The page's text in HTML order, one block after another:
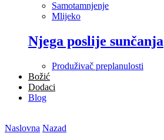
Samotamnjenje
Mlijeko
Njega poslije sunčanja
Produživač preplanulosti
Božić
Dodaci
Blog
Naslovna Nazad